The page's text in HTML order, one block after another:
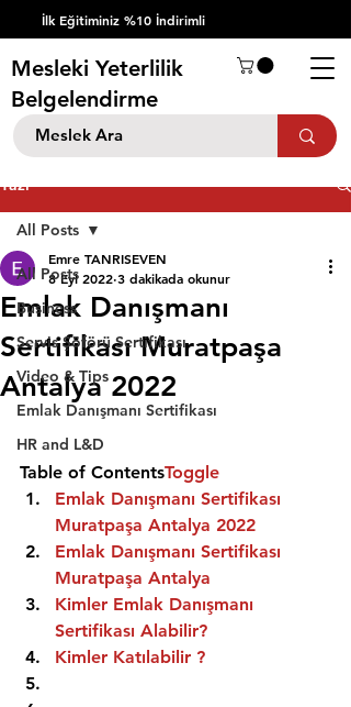
İlk Eğitiminiz %10 İndirimli
Mesleki Yeterlilik
Belgelendirme
Yazı
All Posts
Business
Servis Şöförü Sertifikası
Video & Tips
Emlak Danışmanı Sertifikası
HR and L&D
All Posts
Emlak Danışmanı
Sertifikası Muratpaşa
Antalya 2022
Emre TANRISEVEN
8 Eyl 2022 3 dakikada okunur
Table of ContentsToggle
Emlak Danışmanı Sertifikası
Muratpaşa Antalya 2022
Emlak Danışmanı Sertifikası
Muratpaşa Antalya
Kimler Emlak Danışmanı
Sertifikası Alabilir?
Kimler Katılabilir ?